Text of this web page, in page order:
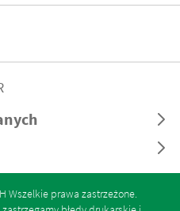
Wszelkie prawa zastrzeżone.